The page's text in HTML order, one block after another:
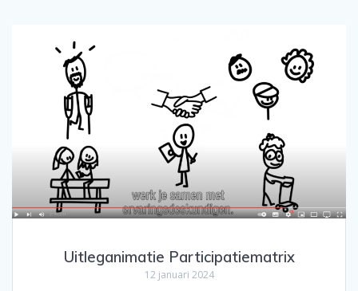
Uitleganimatie Participatiematrix
12 januari 2024